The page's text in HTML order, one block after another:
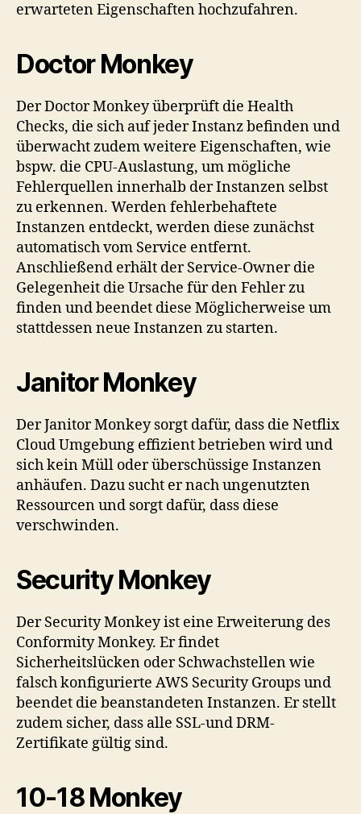
erwarteten Eigenschaften hochzufahren.
Doctor Monkey
Der Doctor Monkey überprüft die Health
Checks, die sich auf jeder Instanz befinden und
überwacht zudem weitere Eigenschaften, wie
bspw. die CPU-Auslastung, um mögliche
Fehlerquellen innerhalb der Instanzen selbst
zu erkennen. Werden fehlerbehaftete
Instanzen entdeckt, werden diese zunächst
automatisch vom Service entfernt.
Anschließend erhält der Service-Owner die
Gelegenheit die Ursache für den Fehler zu
finden und beendet diese Möglicherweise um
stattdessen neue Instanzen zu starten.
Janitor Monkey
Der Janitor Monkey sorgt dafür, dass die Netflix
Cloud Umgebung effizient betrieben wird und
sich kein Müll oder überschüssige Instanzen
anhäufen. Dazu sucht er nach ungenutzten
Ressourcen und sorgt dafür, dass diese
verschwinden.
Security Monkey
Der Security Monkey ist eine Erweiterung des
Conformity Monkey. Er findet
Sicherheitslücken oder Schwachstellen wie
falsch konfigurierte AWS Security Groups und
beendet die beanstandeten Instanzen. Er stellt
zudem sicher, dass alle SSL-und DRM-
Zertifikate gültig sind.
10-18 Monkey